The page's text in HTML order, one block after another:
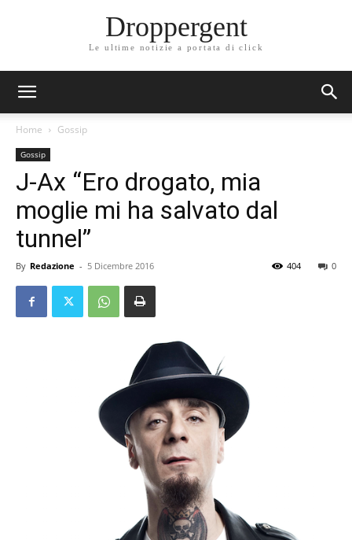
Droppergent
Le ultime notizie a portata di click
Home Gossip
Gossip
J-Ax “Ero drogato, mia
moglie mi ha salvato dal
tunnel”
By Redazione - 5 Dicembre 2016 0
404